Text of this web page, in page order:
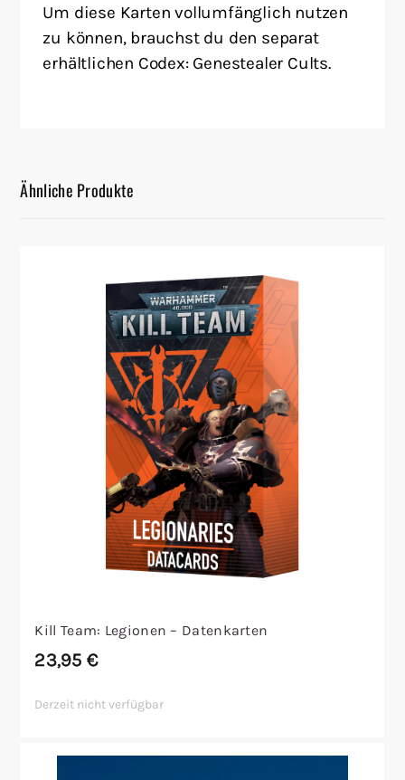
Um diese Karten vollumfänglich nutzen
zu können, brauchst du den separat
erhältlichen Codex: Genestealer Cults.
Ähnliche Produkte
Kill Team: Legionen – Datenkarten
23,95€
Derzeit nicht verfügbar